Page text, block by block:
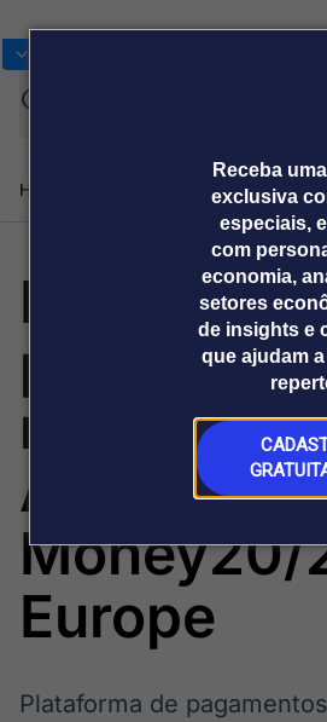
Receba
exclusiva
especiais,
com
economia,
setores
de insights e
que ajudam
Home Produtos e soluçõesNotíciasBlog
Plataformas
Broadcast
O
tempo
e Conteúdos
Releases
Prêmio
EFICYENT
presença
na
Asia e
Money20/
Europe
Plataforma de pagamentos